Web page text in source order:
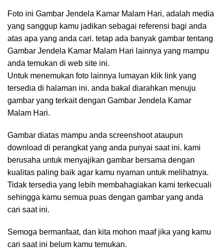
Foto ini Gambar Jendela Kamar Malam Hari, adalah media
yang sanggup kamu jadikan sebagai referensi bagi anda
atas apa yang anda cari. tetap ada banyak gambar tentang
Gambar Jendela Kamar Malam Hari lainnya yang mampu
anda temukan di web site ini.
Untuk menemukan foto lainnya lumayan klik link yang
tersedia di halaman ini. anda bakal diarahkan menuju
gambar yang terkait dengan Gambar Jendela Kamar
Malam Hari.
Gambar diatas mampu anda screenshoot ataupun
download di perangkat yang anda punyai saat ini. kami
berusaha untuk menyajikan gambar bersama dengan
kualitas paling baik agar kamu nyaman untuk melihatnya.
Tidak tersedia yang lebih membahagiakan kami terkecuali
sehingga kamu semua puas dengan gambar yang anda
cari saat ini.
Semoga bermanfaat, dan kita mohon maaf jika yang kamu
cari saat ini belum kamu temukan.